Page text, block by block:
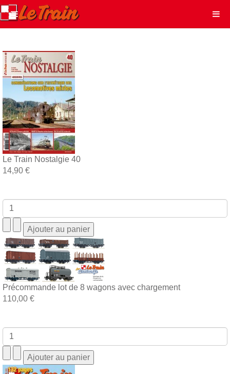
Le Train Nostalgie 40
14,90 €
Précommande lot de 8 wagons avec chargement
110,00 €